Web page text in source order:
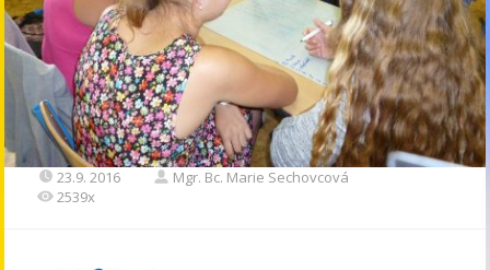
23.9. 2016
Mgr. Bc. Marie Sechovcová
2539x